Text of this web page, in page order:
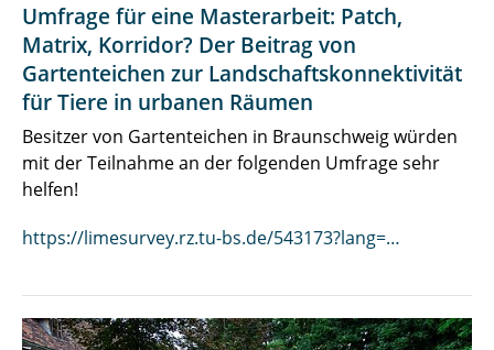
Umfrage für eine Masterarbeit: Patch,
Matrix, Korridor? Der Beitrag von
Gartenteichen zur Landschaftskonnektivität
für Tiere in urbanen Räumen
Besitzer von Gartenteichen in Braunschweig würden
mit der Teilnahme an der folgenden Umfrage sehr
helfen!
https://limesurvey.rz.tu-bs.de/543173?lang=…